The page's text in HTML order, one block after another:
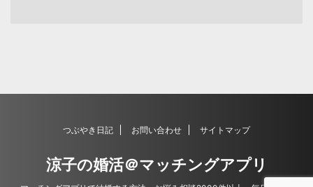
つぶやき日記 お問い合わせ サイトマップ
涼子の婚活＠マッチングアプリ